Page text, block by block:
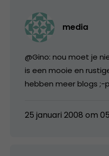
media
@Gino: nou moet je
is een mooie en
hebben meer blogs ;-
25 januari 2008 om